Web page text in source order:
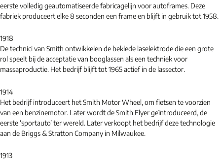
eerste volledig geautomatiseerde fabricagelijn voor autoframes. Deze
fabriek produceert elke 8 seconden een frame en blijft in gebruik tot 1958.
1918
De technici van Smith ontwikkelen de beklede laselektrode die een grote
rol speelt bij de acceptatie van booglassen als een techniek voor
massaproductie. Het bedrijf blijft tot 1965 actief in de lassector.
1914
Het bedrijf introduceert het Smith Motor Wheel, om fietsen te voorzien
van een benzinemotor. Later wordt de Smith Flyer geïntroduceerd, de
eerste ‘sportauto’ ter wereld. Later verkoopt het bedrijf deze technologie
aan de Briggs & Stratton Company in Milwaukee.
1913